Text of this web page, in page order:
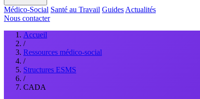
Médico-Social Santé au Travail Guides Actualités
Nous contacter
Accueil
/
Ressources médico-social
/
Structures ESMS
/
CADA